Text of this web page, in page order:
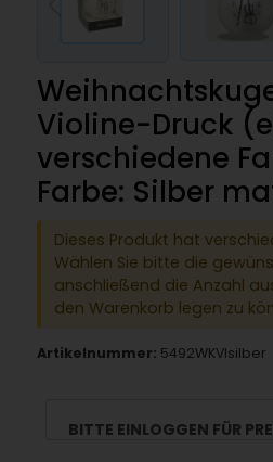
Violine-Druck
verschiedene
Farbe: Silber
Dieses Produkt hat
Wählen Sie bitte die
anschließend die Anzahl
den Warenkorb legen zu
Artikelnummer: 5492WKVIsilber
BITTE EINLOGGEN FÜR